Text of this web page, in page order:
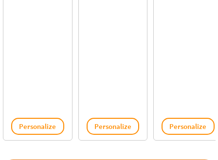
Personalize Personalize Personalize